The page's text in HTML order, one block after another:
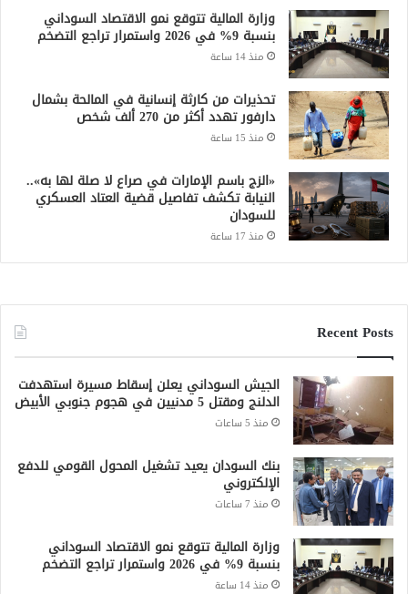
وزارة المالية تتوقع نمو الاقتصاد السوداني
بنسبة 9% في 2026 واستمرار تراجع التضخم
منذ 14 ساعة
تحذيرات من كارثة إنسانية في المالحة بشمال
دارفور تهدد أكثر من 270 ألف شخص
منذ 15 ساعة
«الزج باسم الإمارات في صراع لا صلة لها به»..
النيابة تكشف تفاصيل قضية العتاد العسكري
للسودان
منذ 17 ساعة
Recent Posts
الجيش السوداني يعلن إسقاط مسيرة استهدفت
الدلنج ومقتل 5 مدنيين في هجوم جنوبي الأبيض
منذ 5 ساعات
بنك السودان يعيد تشغيل المحول القومي للدفع
الإلكتروني
منذ 7 ساعات
وزارة المالية تتوقع نمو الاقتصاد السوداني
بنسبة 9% في 2026 واستمرار تراجع التضخم
منذ 14 ساعة